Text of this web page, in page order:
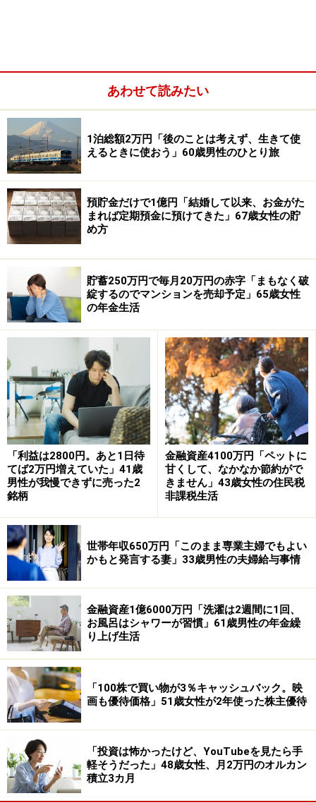
料理がおいしく、酒類も豊富。釣り宿など目的に特化し
た宿もあり、若年層からシニア層まで楽しめる観光地だ
と思います」とすすめます。
移動には自家用車を利用しドライブも楽しんだそうで
「大鳴門橋からの眺望が気持ちよく、高速で島内どこへ
でも比較的短時間で行く事ができる」ため便利とのこ
と。
なお旅行にかかった費用は夫婦2人で「宿泊費5万円（朝
ります。
「観光は無理のない範囲で、宿でのんびり
過ごす旅もいい」
年金生活における旅費のやりくりについては「月々の家
計から、余裕のある月の金額を貯め旅行などに使う。あ
くまで家計への負担を考え、（予算に合った旅行計画
を）その都度考えている」とのこと。
加えて、シニアになってからの旅行は「目的地までの移
動時間が長すぎないことを念頭に」予定を立てることが
失敗しないコツだと言います。
最後に、これから旅行を計画しているシニア世代に向け
て、よりよい旅にするためには「高齢になるにつけ、移
動や歩行距離が問題になってくるため、観光も無理なく
移動できる範囲にとどめ、むしろ宿でのんびり過ごすこ
とができるような計画を立てる」のがおすすめだとアド
バイスされていました。
※シニアの旅行費用をはじめ、投資や年金生活など、皆
さんのお金のエピソードをお寄せください。エピソード
の採用で3000円分のAmazonギフト券をもれなくプレゼ
ント。応募は こちらから
ーーーーーーーーーーーーーーーー
※本文カッコ内の回答者コメントは原文に準拠していま
す
※エピソードは投稿者の当時のものです。現在とはサー
あわせて読みたい
1泊総額2万円「後のことは考えず、生きて使
えるときに使おう」60歳男性のひとり旅
預貯金だけで1億円「結婚して以来、お金がた
まれば定期預金に預けてきた」67歳女性の貯
め方
貯蓄250万円で毎月20万円の赤字「まもなく破
綻するのでマンションを売却予定」65歳女性
の年金生活
「利益は2800円。あと1日待
てば2万円増えていた」41歳
男性が我慢できずに売った2
銘柄
金融資産4100万円「ペットに
甘くして、なかなか節約がで
きません」43歳女性の住民税
非課税生活
世帯年収650万円「このまま専業主婦でもよい
かもと発言する妻」33歳男性の夫婦給与事情
金融資産1億6000万円「洗濯は2週間に1回、
お風呂はシャワーが習慣」61歳男性の年金繰
り上げ生活
「100株で買い物が3％キャッシュバック。映
画も優待価格」51歳女性が2年使った株主優待
「投資は怖かったけど、YouTubeを見たら手
軽そうだった」48歳女性、月2万円のオルカン
積立3カ月